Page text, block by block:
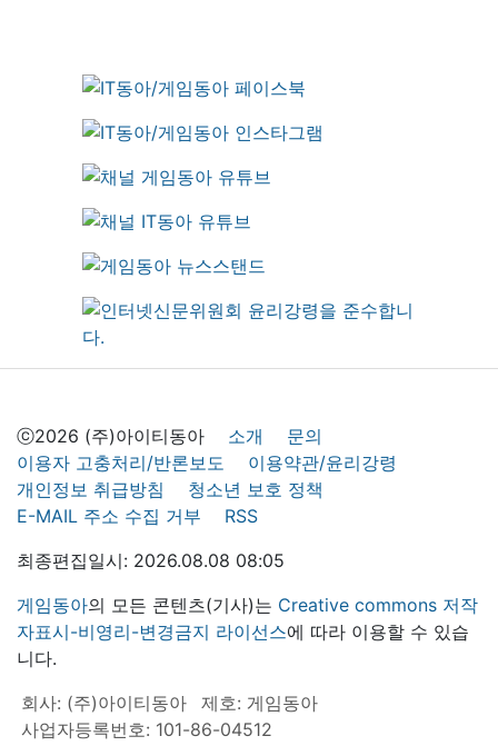
ⓒ2026 (주)아이티동아 소개
문의
이용자 고충처리/반론보도
이용약관/윤리강령
개인정보 취급방침
청소년 보호 정책
E-MAIL 주소 수집 거부
RSS
최종편집일시: 2026.08.08 08:05
게임동아의 모든 콘텐츠(기사)는 Creative commons 저작
자표시-비영리-변경금지 라이선스에 따라 이용할 수 있습
니다.
회사: (주)아이티동아
제호: 게임동아
사업자등록번호: 101-86-04512